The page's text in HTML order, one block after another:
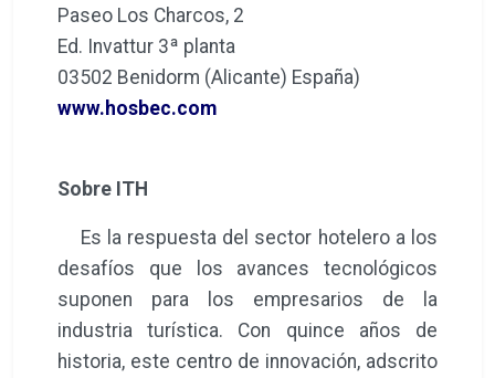
Paseo Los Charcos, 2
Ed. Invattur 3ª planta
03502 Benidorm (Alicante) España)
www.hosbec.com
Sobre ITH
Es la respuesta del sector hotelero a los
desafíos que los avances tecnológicos
suponen para los empresarios de la
industria turística. Con quince años de
historia, este centro de innovación, adscrito